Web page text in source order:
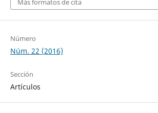
Más formatos de cita
Número
Núm. 22 (2016)
Sección
Artículos